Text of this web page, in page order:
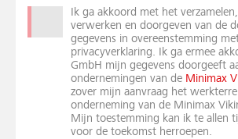
Ik ga akkoord met het
verwerken en doorgeven van de
gegevens in overeenstemming
privacyverklaring. Ik ga ermee
GmbH mijn gegevens doorgeeft
ondernemingen van de Minimax
zover mijn aanvraag het
onderneming van de Minimax
Mijn toestemming kan ik te allen
voor de toekomst herroepen.